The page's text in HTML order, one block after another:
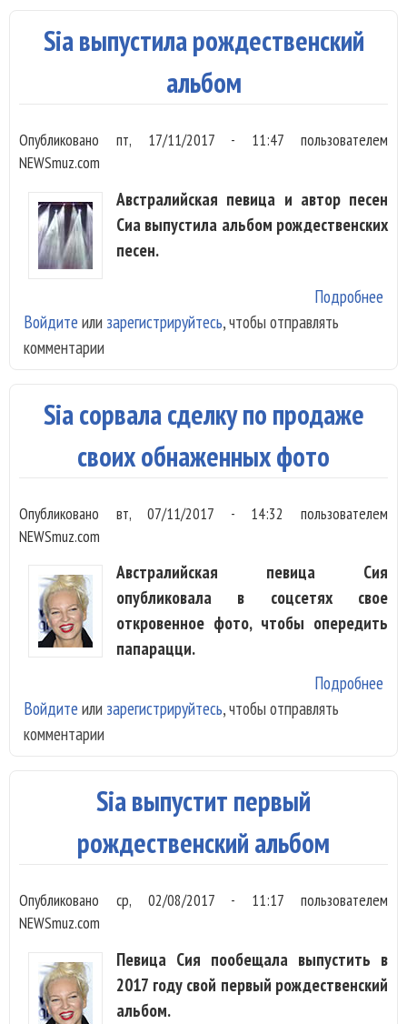
Sia выпустила рождественский
альбом
Опубликовано пт, 17/11/2017 - 11:47 пользователем
NEWSmuz.com
Австралийская певица и автор песен
Сиа выпустила альбом рождественских
песен.
Подробнее
Войдите или зарегистрируйтесь, чтобы отправлять
комментарии
Sia сорвала сделку по продаже
своих обнаженных фото
Опубликовано вт, 07/11/2017 - 14:32
пользователем
NEWSmuz.com
Австралийская певица Сия
опубликовала в соцсетях свое
откровенное фото, чтобы опередить
папарацци.
Подробнее
Войдите или зарегистрируйтесь, чтобы отправлять
комментарии
Sia выпустит первый
рождественский альбом
Опубликовано ср, 02/08/2017 - 11:17 пользователем
NEWSmuz.com
Певица Сия пообещала выпустить в
2017 году свой первый рождественский
альбом.